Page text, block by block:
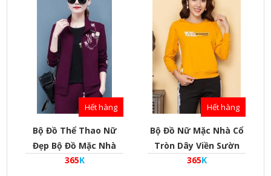
Hết hàng
Bộ Đồ Thể Thao Nữ
Đẹp Bộ Đồ Mặc Nhà
Thêu Hình Hoa Phong
365K
Hết hàng
Bộ Đồ Nữ Mặc Nhà Cổ
Tròn Dây Viền Sườn
Phong Cách Hàn Quốc
365K